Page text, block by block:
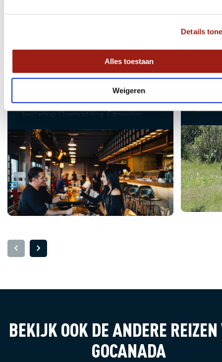
Details
Alles toestaan
Weigeren
DAG TOT DAG PROGRAMMA
Dag 1
Na aankomst op de luchthaven van
rijdt je naar je hotel in het centrum van
Edmonton. De rest van de dag is ter vrije
besteding. Overnachting: Edmonton
aan de
biedt
deze
West
ander
Elk
nog
BEKIJK OOK DE ANDERE
GOCANADA